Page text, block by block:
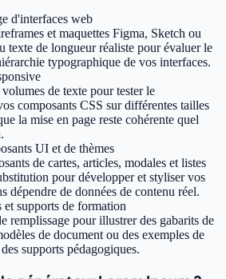
d'interfaces web
et maquettes Figma, Sketch ou
texte de longueur réaliste pour évaluer le
typographique de vos interfaces.
de texte pour tester le
composants CSS sur différentes tailles
la mise en page reste cohérente quel
UI et de thèmes
de cartes, articles, modales et listes
pour développer et styliser vos
dépendre de données de contenu réel.
et supports de formation
remplissage pour illustrer des gabarits de
de document ou des exemples de
supports pédagogiques.